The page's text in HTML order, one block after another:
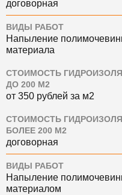
договорная
ВИДЫ РАБОТ
Напыление
материала
СТОИМОСТЬ
ДО 200 М2
от 350 рублей за м2
СТОИМОСТЬ
БОЛЕЕ 200 М2
договорная
ВИДЫ РАБОТ
Напыление
материалом